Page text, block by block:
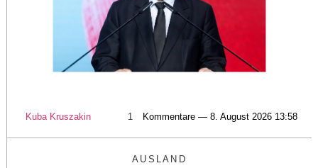
Kuba Kruszakin 1 Kommentare — 8. August 2026 13:58
AUSLAND